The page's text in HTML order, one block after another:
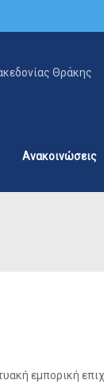
Ανακοινώσεις
εμπορική